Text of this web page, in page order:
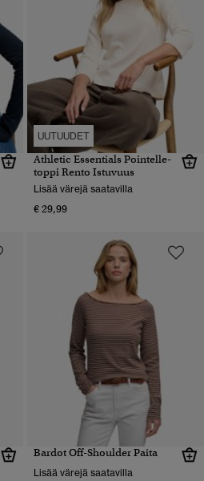
UUTUUDET
Athletic Essentials Pointelle-
toppi Rento Istuvuus
Lisää värejä saatavilla
€ 29,99
Bardot Off-Shoulder Paita
Lisää värejä saatavilla